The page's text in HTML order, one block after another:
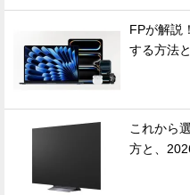
FPが解説
する方法
これから
方と、